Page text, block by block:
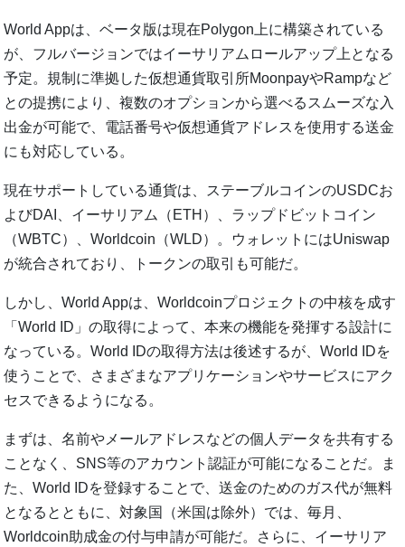
World Appは、ベータ版は現在Polygon上に構築されている
が、フルバージョンではイーサリアムロールアップ上となる
予定。規制に準拠した仮想通貨取引所MoonpayやRampなど
との提携により、複数のオプションから選べるスムーズな入
出金が可能で、電話番号や仮想通貨アドレスを使用する送金
にも対応している。
現在サポートしている通貨は、ステーブルコインのUSDCお
よびDAI、イーサリアム（ETH）、ラップドビットコイン
（WBTC）、Worldcoin（WLD）。ウォレットにはUniswap
が統合されており、トークンの取引も可能だ。
しかし、World Appは、Worldcoinプロジェクトの中核を成す
「World ID」の取得によって、本来の機能を発揮する設計に
なっている。World IDの取得方法は後述するが、World IDを
使うことで、さまざまなアプリケーションやサービスにアク
セスできるようになる。
まずは、名前やメールアドレスなどの個人データを共有する
ことなく、SNS等のアカウント認証が可能になることだ。ま
た、World IDを登録することで、送金のためのガス代が無料
となるとともに、対象国（米国は除外）では、毎月、
Worldcoin助成金の付与申請が可能だ。さらに、イーサリア